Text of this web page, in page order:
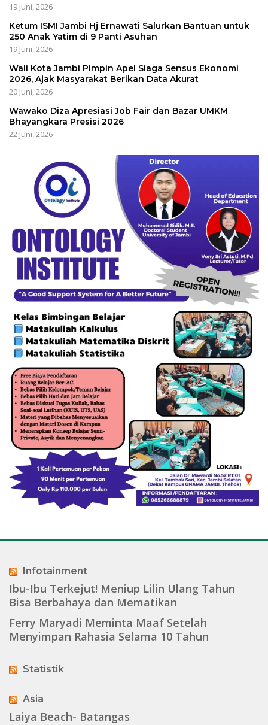
19 Juni, 2026
Ketum ISMI Jambi Hj Ernawati Salurkan Bantuan untuk
250 Anak Yatim di 9 Panti Asuhan
19 Juni, 2026
Wali Kota Jambi Pimpin Apel Siaga Sensus Ekonomi
2026, Ajak Masyarakat Berikan Data Akurat
20 Juni, 2026
Wawako Diza Apresiasi Job Fair dan Bazar UMKM
Bhayangkara Presisi 2026
22 Juni, 2026
Infotainment
Ibu-Ibu Terkejut! Meniup Lilin Ulang Tahun
Bisa Berbahaya dan Mematikan
Ferry Maryadi Meminta Maaf Setelah
Menyimpan Rahasia Selama 10 Tahun
Statistik
Asia
Laiya Beach- Batangas